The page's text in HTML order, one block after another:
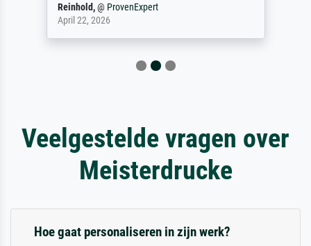
Reinhold,@ ProvenExpert
April 22, 2026
Veelgestelde vragen over
Meisterdrucke
Hoe gaat personaliseren in zijn werk?